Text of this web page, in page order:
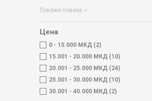
Покажи повеќе
Цена
0 - 15.000 МКД (2)
15.001 - 20.000 МКД (10)
20.001 - 25.000 МКД (24)
25.001 - 30.000 МКД (10)
30.001 - 40.000 МКД (2)